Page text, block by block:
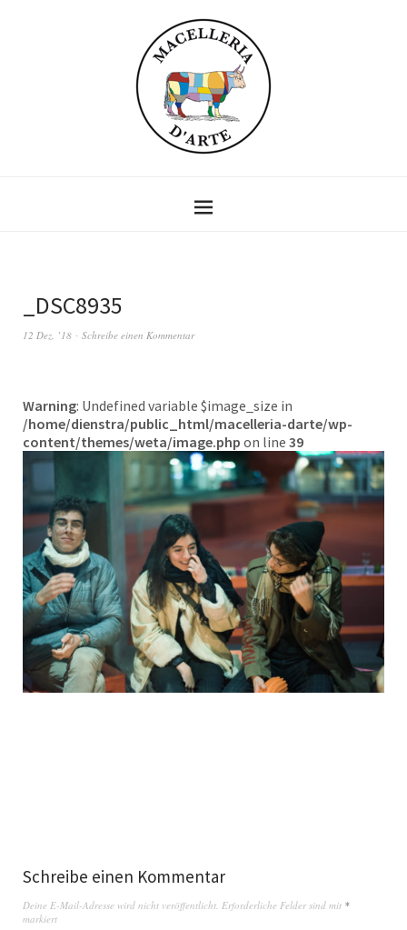
_DSC8935
12 Dez. ’18 Schreibe einen Kommentar
Warning: Undefined variable $image_size in
/home/dienstra/public_html/macelleria-darte/wp-
content/themes/weta/image.php on line 39
Schreibe einen Kommentar
Deine E-Mail-Adresse wird nicht veröffentlicht. Erforderliche Felder sind mit *
markiert